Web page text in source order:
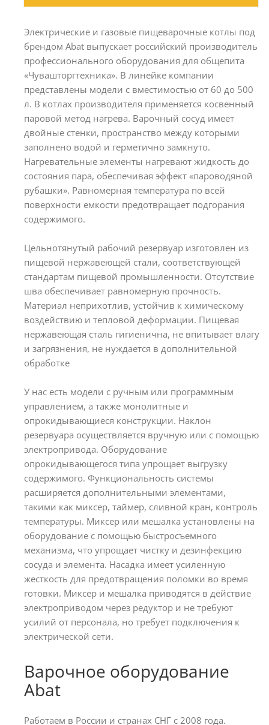
Электрические и газовые пищеварочные котлы под
брендом Abat выпускает российский производитель
профессионального оборудования для общепита
«Чувашторгтехника». В линейке компании
представлены модели с вместимостью от 60 до 500
л. В котлах производителя применяется косвенный
паровой метод нагрева. Варочный сосуд имеет
двойные стенки, пространство между которыми
заполнено водой и герметично замкнуто.
Нагревательные элементы нагревают жидкость до
состояния пара, обеспечивая эффект «пароводяной
рубашки». Равномерная температура по всей
поверхности емкости предотвращает подгорания
содержимого.
Цельнотянутый рабочий резервуар изготовлен из
пищевой нержавеющей стали, соответствующей
стандартам пищевой промышленности. Отсутствие
шва обеспечивает равномерную прочность.
Материал неприхотлив, устойчив к химическому
воздействию и тепловой деформации. Пищевая
нержавеющая сталь гигиенична, не впитывает влагу
и загрязнения, не нуждается в дополнительной
обработке
У нас есть модели с ручным или программным
управлением, а также монолитные и
опрокидывающиеся конструкции. Наклон
резервуара осуществляется вручную или с помощью
электропривода. Оборудование
опрокидывающегося типа упрощает выгрузку
содержимого. Функциональность системы
расширяется дополнительными элементами,
такими как миксер, таймер, сливной кран, контроль
температуры. Миксер или мешалка установлены на
оборудование с помощью быстросъемного
механизма, что упрощает чистку и дезинфекцию
сосуда и элемента. Насадка имеет усиленную
жесткость для предотвращения поломки во время
готовки. Миксер и мешалка приводятся в действие
электроприводом через редуктор и не требуют
усилий от персонала, но требует подключения к
электрической сети.
Варочное оборудование
Abat
Работаем в России и странах СНГ с 2008 года.